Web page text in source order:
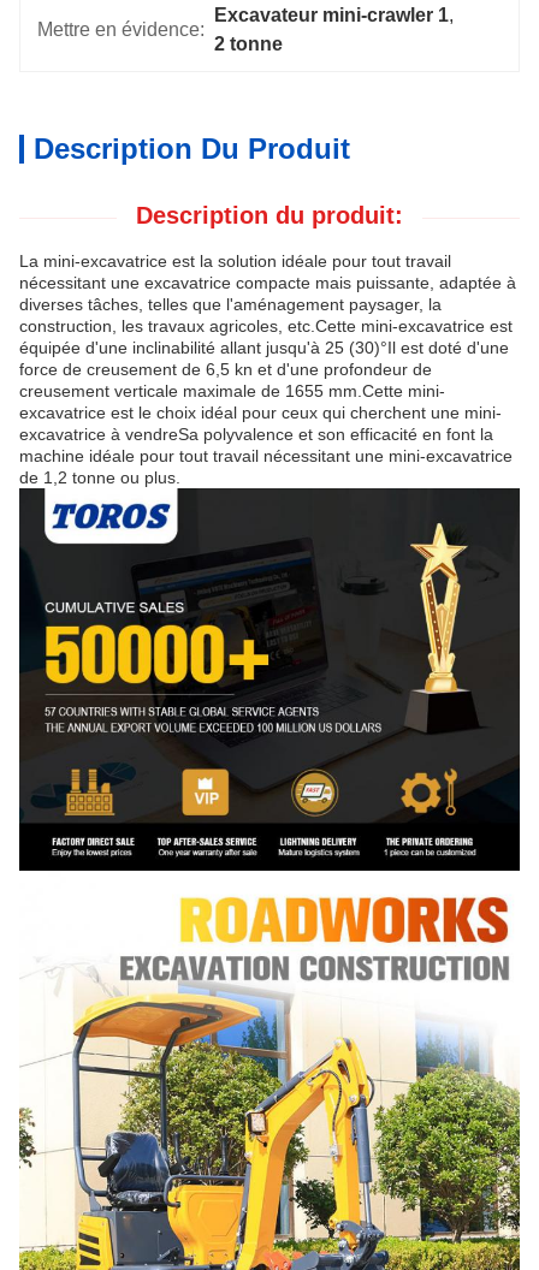
Mettre en évidence:
Excavateur mini-crawler 1,
2 tonne
Description Du Produit
Description du produit:
La mini-excavatrice est la solution idéale pour tout travail
nécessitant une excavatrice compacte mais puissante, adaptée à
diverses tâches, telles que l'aménagement paysager, la
construction, les travaux agricoles, etc.Cette mini-excavatrice est
équipée d'une inclinabilité allant jusqu'à 25 (30)°Il est doté d'une
force de creusement de 6,5 kn et d'une profondeur de
creusement verticale maximale de 1655 mm.Cette mini-
excavatrice est le choix idéal pour ceux qui cherchent une mini-
excavatrice à vendreSa polyvalence et son efficacité en font la
machine idéale pour tout travail nécessitant une mini-excavatrice
de 1,2 tonne ou plus.